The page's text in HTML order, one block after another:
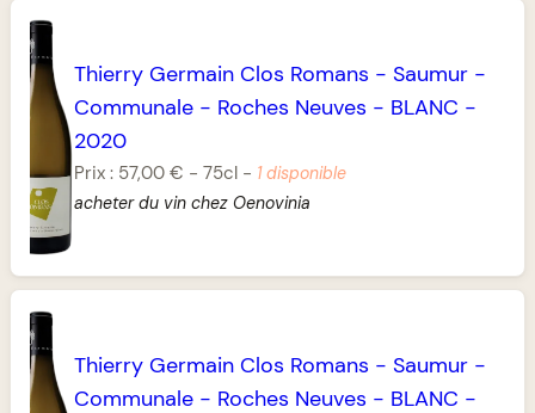
Thierry Germain Clos Romans - Saumur-
Communale- Roches Neuves - BLANC -
2020
Prix : 57,00 € - 75cl- 1 disponible
acheter du vin chez Oenovinia
Thierry Germain Clos Romans - Saumur-
Communale- Roches Neuves - BLANC -